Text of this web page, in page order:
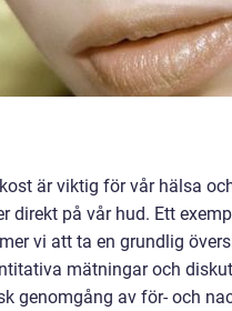
är viktig för vår hälsa
direkt på vår hud. Ett
vi att ta en grundlig
mätningar och
genomgång av för- och